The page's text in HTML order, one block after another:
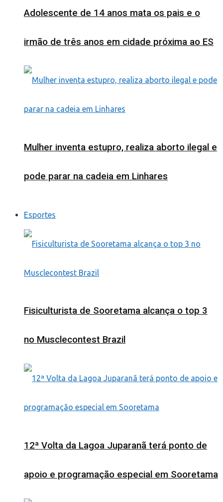
Adolescente de 14 anos mata os pais e o
irmão de três anos em cidade próxima ao ES
Mulher inventa estupro, realiza aborto ilegal e
pode parar na cadeia em Linhares
Esportes
Fisiculturista de Sooretama alcança o top 3
no Musclecontest Brazil
12ª Volta da Lagoa Juparanã terá ponto de
apoio e programação especial em Sooretama